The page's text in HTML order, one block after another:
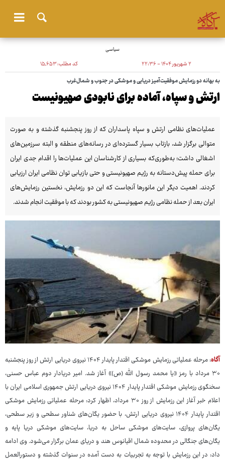
سیاسی
۲ شهریور ۱۴۰۴ - ۲۲:۳۶ کد مطلب:۱۵٬۶۵۳
به بهانه دو رزمایش موفقیت‌آمیز دریایی و موشکی در جنوب و شمال‌غرب
ارتش و سپاه، آماده برای نابودی صهیونیست
عملیات‌های نظامی ارتش و سپاه پاسداران که از روز پنجشنبه گذشته و به صورت
متوالی برگزار شد، بازتاب بسیار گسترده‌ای در رسانه‌های منطقه و البته سرزمین‌های
اشغالی داشت؛ به‌طوری‌که بسیاری از کارشناسان این عملیات‌ها را اقدام جدی ایران
برای حمله پیش‌دستانه به رژیم صهیونیستی و حتی بازیابی توان نظامی ایران ارزیابی
کردند. اهمیت دیگر این مانورها آنجاست که این دو رزمایش، نخستین رزمایش‌های
ایران بعد از حمله نظامی رژیم صهیونیستی به کشور بودند که با موفقیت انجام شدند.
آگاه
: مرحله عملیاتی رزمایش موشکی اقتدار پایدار ۱۴۰۴ نیروی دریایی ارتش از روز پنجشنبه
۳۰ مرداد با رمز «یا محمد رسول الله (ص)» آغاز شد. امیر دریادار دوم عباس حسنی،
سخنگوی رزمایش موشکی اقتدار پایدار ۱۴۰۴ نیروی دریایی ارتش جمهوری اسلامی ایران با
اعلام خبر آغاز این رزمایش از روز ۳۰ مرداد، اظهار کرد: مرحله عملیاتی رزمایش موشکی
اقتدار پایدار ۱۴۰۴ نیروی دریایی ارتش، با حضور یگان‌های شناور سطحی و زیر سطحی،
یگان‌های پروازی، سایت‌های موشکی ساحل به دریا، سایت‌های موشکی دریا پایه و
یگان‌های جنگالی در محدوده شمال اقیانوس هند و دریای عمان برگزار می‌شود. وی ادامه
داد: در این رزمایش با توجه به تجربیات به دست آمده در سنوات گذشته و دستورالعمل